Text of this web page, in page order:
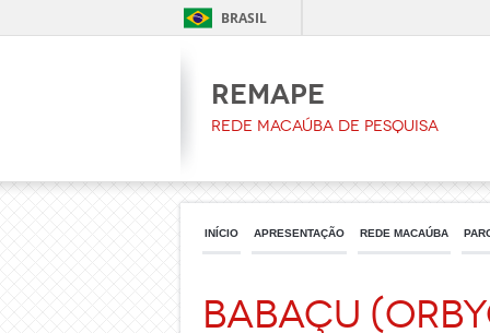
BRASIL
REMAPE
Rede Macaúba de Pesquisa
INÍCIO APRESENTAÇÃO REDE MACAÚBA
Babaçu